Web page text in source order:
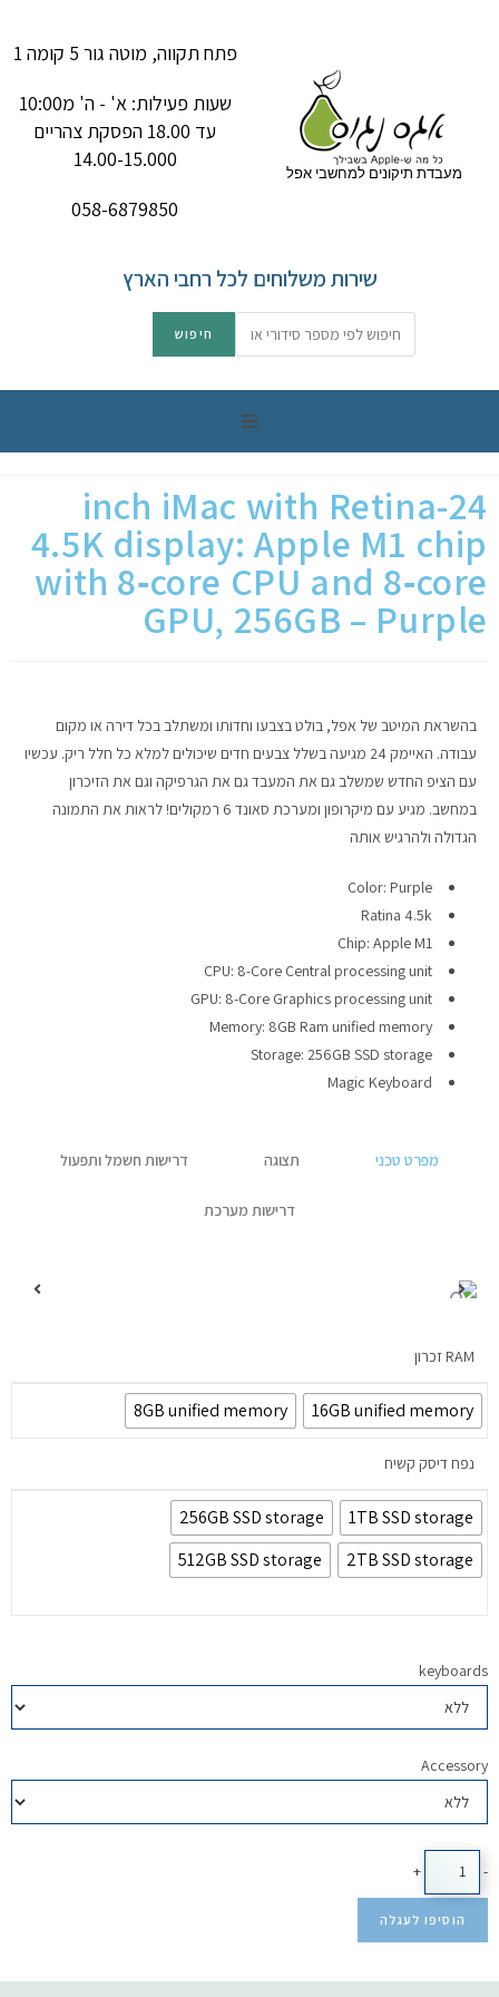
מעבדת תיקונים למחשבי אפל
פתח תקווה, מוטה גור 5 קומה 1
שעות פעילות: א' - ה' מ10:00
עד 18.00 הפסקת צהריים
14.00-15.000
058-6879850
שירות משלוחים לכל רחבי הארץ
מחשבי אפל
iPhone
מחשבי אפל משומשים
חלקים למק | Apple
שירות תיקונים למכשירי אפל
מדריכים
✉ יצירת קשר
24-inch iMac with Retina
4.5K display: Apple M1 chip
with 8‑core CPU and 8‑core
GPU, 256GB – Purple
בהשראת המיטב של אפל, בולט בצבעו וחדותו ומשתלב בכל דירה או מקום
עבודה. האיימק 24 מגיעה בשלל צבעים חדים שיכולים למלא כל חלל ריק. עכשיו
עם הציפ החדש שמשלב גם את המעבד גם את הגרפיקה וגם את הזיכרון
במחשב. מגיע עם מיקרופון ומערכת סאונד 6 רמקולים! לראות את התמונה
הגדולה ולהרגיש אותה
Color: Purple
Ratina 4.5k
Chip: Apple M1
CPU: 8-Core Central processing unit
GPU: 8-Core Graphics processing unit
Memory: 8GB Ram unified memory
Storage: 256GB SSD storage
Magic Keyboard
מפרט טכני תצוגה דרישות חשמל ותפעול
דרישות מערכת
RAM זכרון
16GB unified memory
8GB unified memory
נפח דיסק קשיח
1TB SSD storage
256GB SSD storage
2TB SSD storage
512GB SSD storage
keyboards
Accessory
-
+
הוסיפו לעגלה